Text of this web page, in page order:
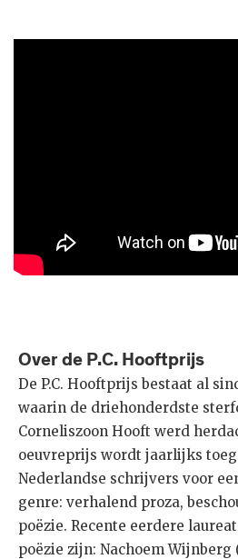
Over de P.C. Hooftprijs
De P.C. Hooftprijs bestaat al
waarin de driehonderdste
Corneliszoon Hooft werd
oeuvreprijs wordt jaarlijks
Nederlandse schrijvers voor
genre: verhalend proza,
poëzie. Recente eerdere
poëzie zijn: Nachoem Wijnberg